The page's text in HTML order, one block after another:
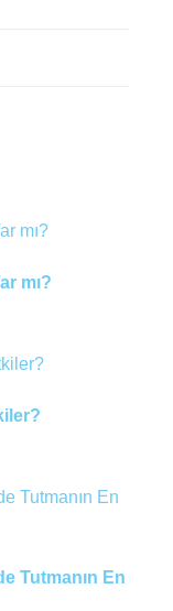
mı?
Tutmanın En